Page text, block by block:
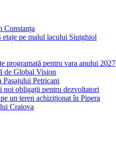
Constanța
pe malul lacului Siutghiol
programată pentru vara anului 2027
de Global Vision
Petricani
noi obligații pentru dezvoltatori
un teren achiziționat în Pipera
Craiova